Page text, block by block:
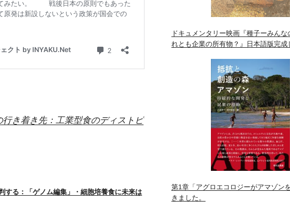
き着き先：工業型食のディストピ
する：「ゲノム編集」・細胞培養食に未来は
ドキュメンタリー映画『種子ーみんな
れとも企業の所有物？』日本語版完成
第1章「アグロエコロジーがアマゾン
きました。